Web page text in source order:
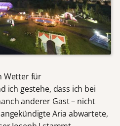
Wetter für
ich gestehe, dass ich bei
anderer Gast – nicht
Aria abwartete,